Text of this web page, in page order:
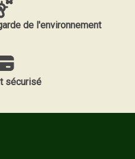
de l'environnement
sécurisé